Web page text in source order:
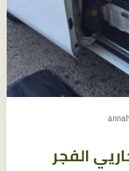
الفجر